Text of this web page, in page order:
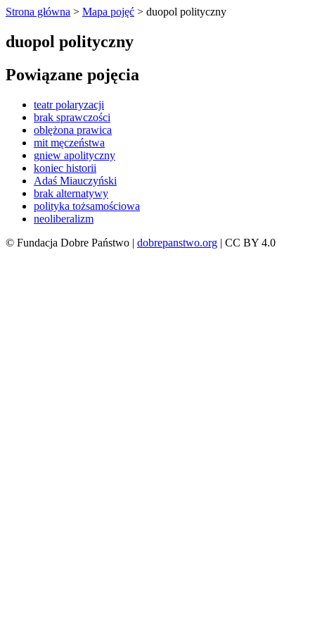
Strona główna > Mapa pojęć > duopol polityczny
duopol polityczny
Powiązane pojęcia
teatr polaryzacji
brak sprawczości
oblężona prawica
mit męczeństwa
gniew apolityczny
koniec historii
Adaś Miauczyński
brak alternatywy
polityka tożsamościowa
neoliberalizm
© Fundacja Dobre Państwo | dobrepanstwo.org | CC BY 4.0